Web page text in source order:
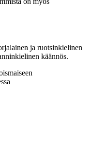
ja ruotsinkielinen
käännös.